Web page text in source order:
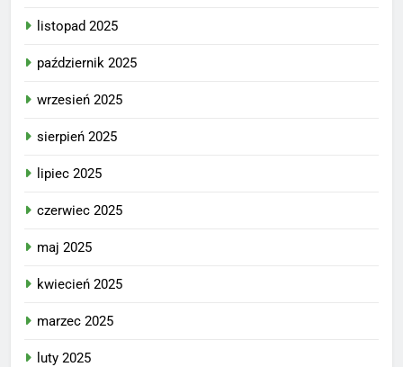
listopad 2025
październik 2025
wrzesień 2025
sierpień 2025
lipiec 2025
czerwiec 2025
maj 2025
kwiecień 2025
marzec 2025
luty 2025